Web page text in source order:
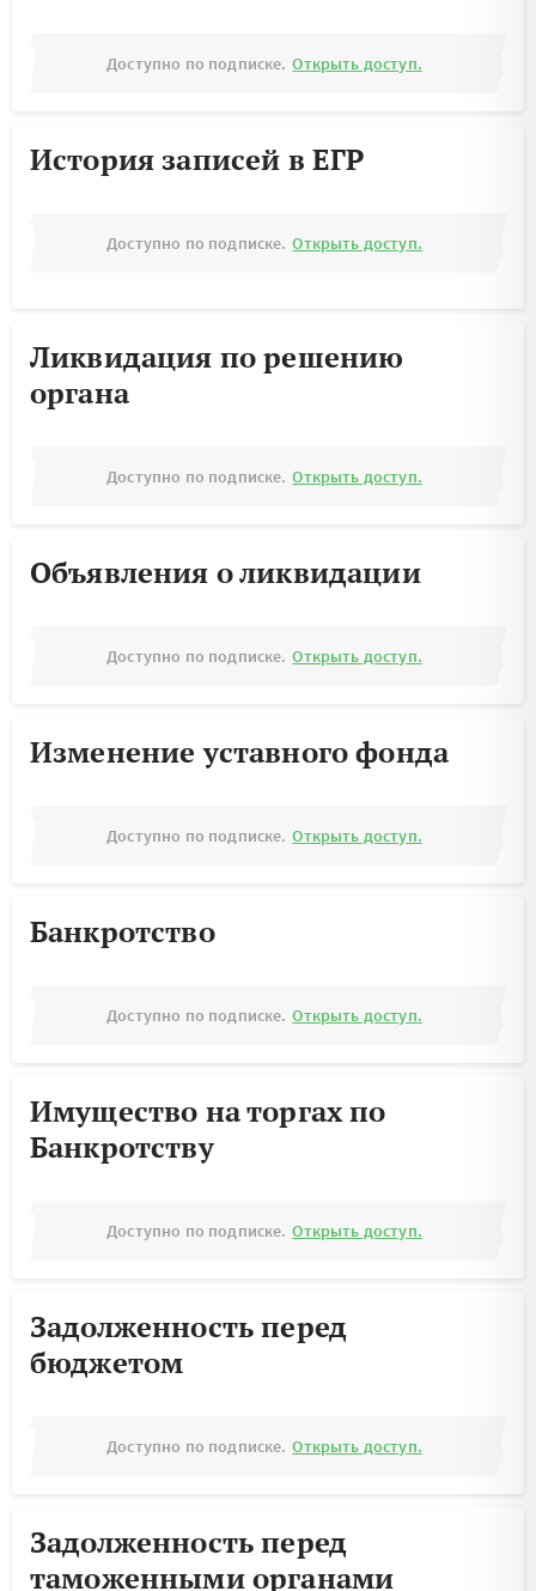
Доступно по подписке. Открыть доступ.
История записей в ЕГР
Доступно по подписке. Открыть доступ.
Ликвидация по решению
органа
Доступно по подписке. Открыть доступ.
Объявления о ликвидации
Доступно по подписке. Открыть доступ.
Изменение уставного фонда
Доступно по подписке. Открыть доступ.
Банкротство
Доступно по подписке. Открыть доступ.
Имущество на торгах по
Банкротству
Доступно по подписке. Открыть доступ.
Задолженность перед
бюджетом
Доступно по подписке. Открыть доступ.
Задолженность перед
таможенными органами